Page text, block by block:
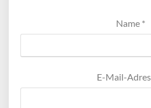
Name *
E-Mail-